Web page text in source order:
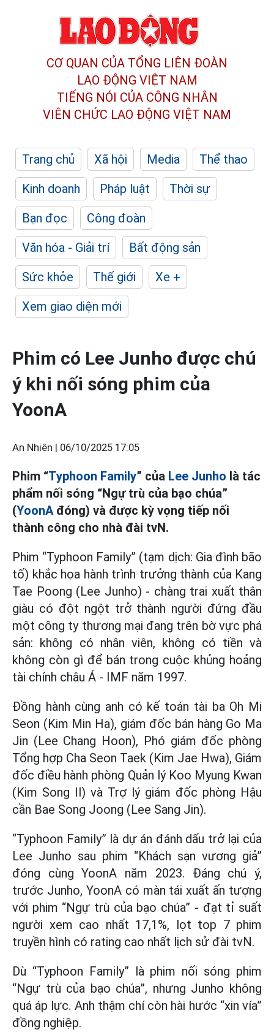
CƠ QUAN CỦA TỔNG LIÊN ĐOÀN
LAO ĐỘNG VIỆT NAM
TIẾNG NÓI CỦA CÔNG NHÂN
VIÊN CHỨC LAO ĐỘNG VIỆT NAM
Trang chủ Xã hội Media
Thể thao
Kinh doanh
Pháp luật
Thời sự
Bạn đọc
Công đoàn
Văn hóa - Giải trí
Bất động sản
Sức khỏe
Thế giới
Xe +
Xem giao diện mới
Phim có Lee Junho được chú
ý khi nối sóng phim của
YoonA
An Nhiên | 06/10/2025 17:05
Phim “Typhoon Family” của Lee Junho là tác
phẩm nối sóng “Ngự trù của bạo chúa”
(YoonAđóng) và được kỳ vọng tiếp nối
thành công cho nhà đài tvN.
Phim “Typhoon Family” (tạm dịch: Gia đình bão
tố) khắc họa hành trình trưởng thành của Kang
Tae Poong (Lee Junho) - chàng trai xuất thân
giàu có đột ngột trở thành người đứng đầu
một công ty thương mại đang trên bờ vực phá
sản: không có nhân viên, không có tiền và
không còn gì để bán trong cuộc khủng hoảng
tài chính châu Á - IMF năm 1997.
Đồng hành cùng anh có kế toán tài ba Oh Mi
Seon (Kim Min Ha), giám đốc bán hàng Go Ma
Jin (Lee Chang Hoon), Phó giám đốc phòng
Tổng hợp Cha Seon Taek (Kim Jae Hwa), Giám
đốc điều hành phòng Quản lý Koo Myung Kwan
(Kim Song Il) và Trợ lý giám đốc phòng Hậu
cần Bae Song Joong (Lee Sang Jin).
“Typhoon Family” là dự án đánh dấu trở lại của
Lee Junho sau phim “Khách sạn vương giả”
đóng cùng YoonA năm 2023. Đáng chú ý,
trước Junho, YoonA có màn tái xuất ấn tượng
với phim “Ngự trù của bạo chúa” - đạt tỉ suất
người xem cao nhất 17,1%, lọt top 7 phim
truyền hình có rating cao nhất lịch sử đài tvN.
Dù “Typhoon Family” là phim nối sóng phim
“Ngự trù của bạo chúa”, nhưng Junho không
quá áp lực. Anh thậm chí còn hài hước “xin vía”
đồng nghiệp.